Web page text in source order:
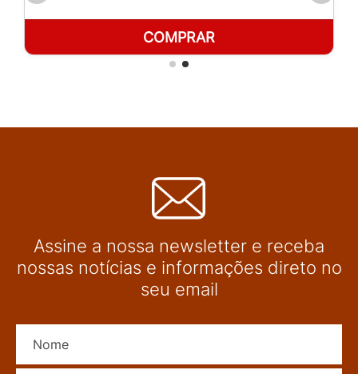
COMPRAR
Assine a nossa newsletter e receba
nossas notícias e informações direto no
seu email